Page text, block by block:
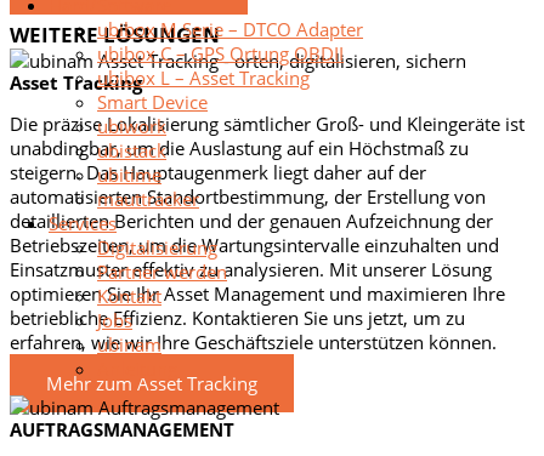
ubibox M Serie – DTCO Adapter
ubibox C – GPS Ortung OBDII
ubibox L – Asset Tracking
Smart Device
ubiwork
ubistack
ubitime
mauttracker
Services
Digitalisierung
Partner werden
Kontakt
Jobs
ubinam
WEITERE LÖSUNGEN
Asset Tracking
Die präzise Lokalisierung sämtlicher Groß- und Kleingeräte ist
unabdingbar, um die Auslastung auf ein Höchstmaß zu
steigern. Das Hauptaugenmerk liegt daher auf der
automatisierten Standortbestimmung, der Erstellung von
detaillierten Berichten und der genauen Aufzeichnung der
Betriebszeiten, um die Wartungsintervalle einzuhalten und
Einsatzmuster effektiv zu analysieren. Mit unserer Lösung
optimieren Sie Ihr Asset Management und maximieren Ihre
betriebliche Effizienz. Kontaktieren Sie uns jetzt, um zu
erfahren, wie wir Ihre Geschäftsziele unterstützen können.
Mehr zum Asset Tracking
AUFTRAGSMANAGEMENT